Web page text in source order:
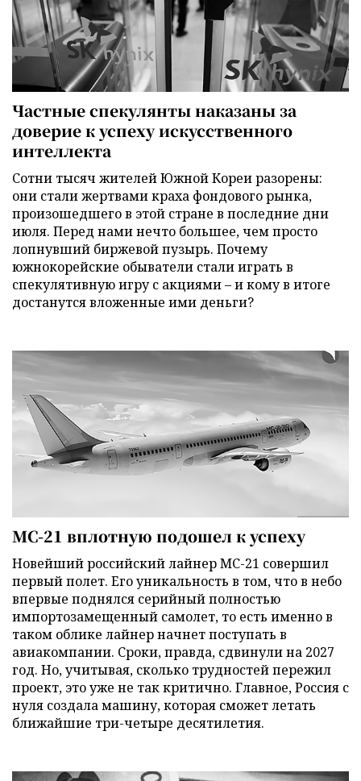
Частные спекулянты наказаны за
доверие к успеху искусственного
интеллекта
Сотни тысяч жителей Южной Кореи разорены:
они стали жертвами краха фондового рынка,
произошедшего в этой стране в последние дни
июля. Перед нами нечто большее, чем просто
лопнувший биржевой пузырь. Почему
южнокорейские обыватели стали играть в
спекулятивную игру с акциями – и кому в итоге
достанутся вложенные ими деньги?
МС-21 вплотную подошел к успеху
Новейший российский лайнер МС-21 совершил
первый полет. Его уникальность в том, что в небо
впервые поднялся серийный полностью
импортозамещенный самолет, то есть именно в
таком облике лайнер начнет поступать в
авиакомпании. Сроки, правда, сдвинули на 2027
год. Но, учитывая, сколько трудностей пережил
проект, это уже не так критично. Главное, Россия с
нуля создала машину, которая сможет летать
ближайшие три-четыре десятилетия.